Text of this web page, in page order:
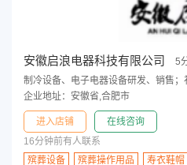
安徽启浪电器科技有限公司
5
制冷设备、电子电器设备研发、销售
企业地址：安徽省,合肥市
进入店铺
在线咨询
16分钟前有人联系
殡葬设备
殡葬操作用品 寿衣鞋帽